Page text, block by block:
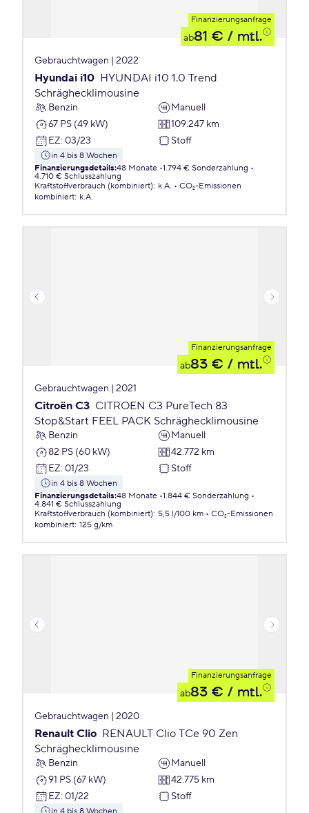
Finanzierungsanfrage
ab81 € / mtl.
Gebrauchtwagen | 2022
Hyundai i10 HYUNDAI i10 1.0 Trend
Schräghecklimousine
Benzin
Manuell
67 PS (49 kW)
109.247 km
EZ: 03/23 Stoff
in 4 bis 8 Wochen
Finanzierungsdetails:48 Monate 1.794 € Sonderzahlung
4.710 € Schlusszahlung
Kraftstoffverbrauch (kombiniert): k.A.
CO₂-Emissionen
kombiniert: k.A.
Finanzierungsanfrage
ab83 € / mtl.
Gebrauchtwagen | 2021
Citroën C3 CITROEN C3 PureTech 83
Stop&Start FEEL PACK Schräghecklimousine
Benzin
Manuell
82 PS (60 kW)
42.772 km
EZ: 01/23 Stoff
in 4 bis 8 Wochen
Finanzierungsdetails:48 Monate 1.844 € Sonderzahlung
4.841 € Schlusszahlung
Kraftstoffverbrauch (kombiniert): 5,5 l/100 km
CO₂-Emissionen
kombiniert: 125 g/km
Finanzierungsanfrage
ab83 € / mtl.
Gebrauchtwagen | 2020
Renault Clio RENAULT Clio TCe 90 Zen
Schräghecklimousine
Benzin
Manuell
91 PS (67 kW)
42.775 km
EZ: 01/22 Stoff